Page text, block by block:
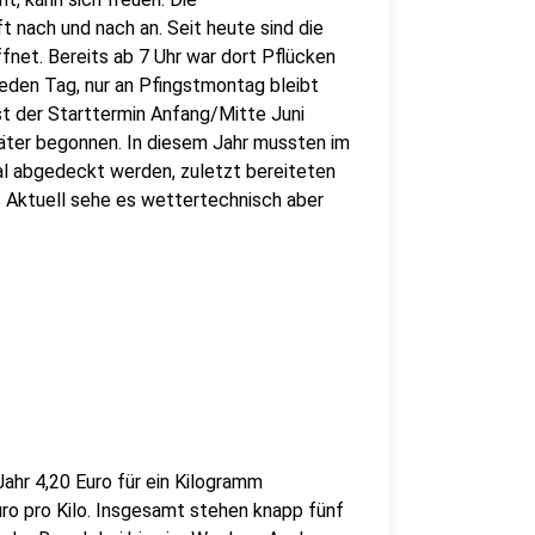
und nach an. Seit heute sind die
Bereits ab 7 Uhr war dort Pflücken
Tag, nur an Pfingstmontag bleibt
der Starttermin Anfang/Mitte Juni
begonnen. In diesem Jahr mussten im
abgedeckt werden, zuletzt bereiteten
Aktuell sehe es wettertechnisch aber
4,20 Euro für ein Kilogramm
pro Kilo. Insgesamt stehen knapp fünf